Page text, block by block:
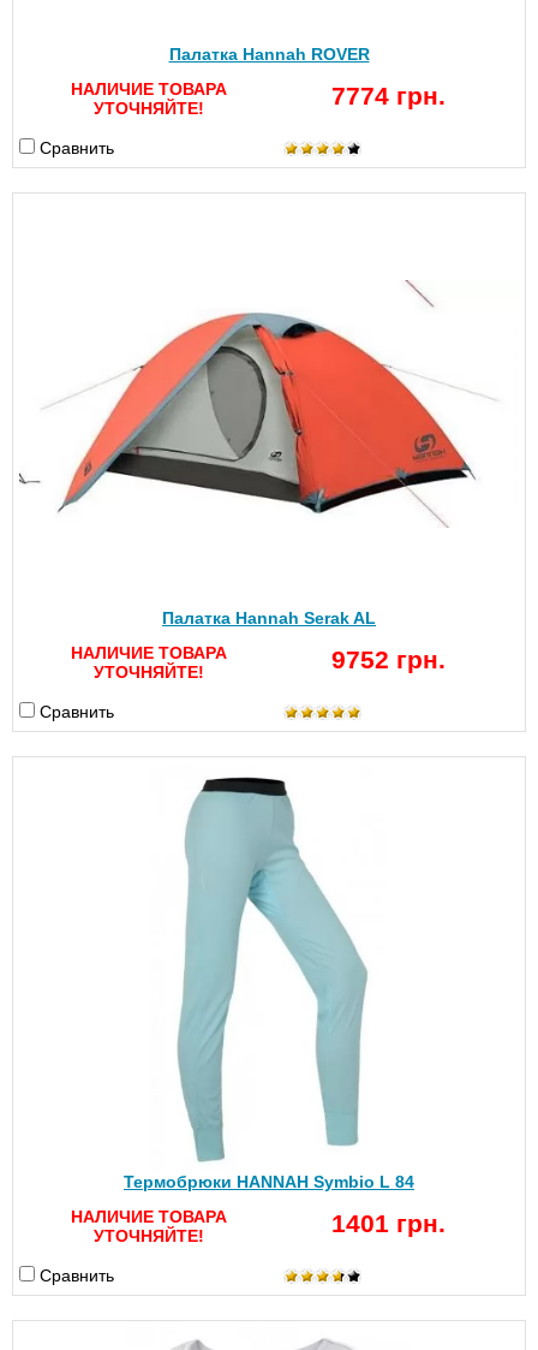
Палатка Hannah ROVER
НАЛИЧИЕ ТОВАРА
УТОЧНЯЙТЕ!
7774 грн.
Сравнить
Палатка Hannah Serak AL
НАЛИЧИЕ ТОВАРА
УТОЧНЯЙТЕ!
9752 грн.
Сравнить
Термобрюки HANNAH Symbio L 84
НАЛИЧИЕ ТОВАРА
УТОЧНЯЙТЕ!
1401 грн.
Сравнить